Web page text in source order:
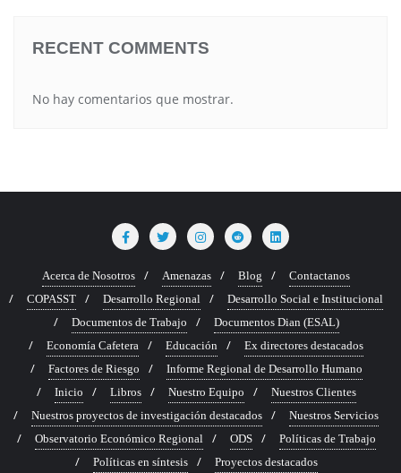
RECENT COMMENTS
No hay comentarios que mostrar.
Acerca de Nosotros Amenazas Blog
Contactanos
COPASST
Desarrollo Regional
Desarrollo Social e Institucional
Documentos de Trabajo
Documentos Dian (ESAL)
Economía Cafetera
Educación
Ex directores destacados
Factores de Riesgo
Informe Regional de Desarrollo Humano
Inicio
Libros Nuestro Equipo
Nuestros Clientes
Nuestros proyectos de investigación destacados
Nuestros Servicios
Observatorio Económico Regional
ODS
Políticas de Trabajo
Políticas en síntesis
Proyectos destacados